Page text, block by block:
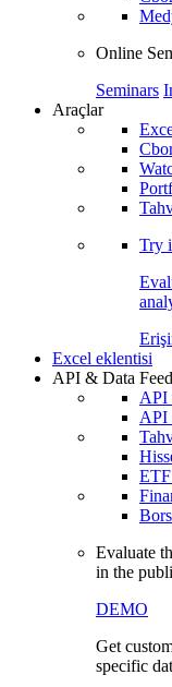
Online
Seminars
Araçlar
Try
Excel eklentisi
API & Data Feed
API
API
ETF
Evaluate
in the
DEMO
Get
specific